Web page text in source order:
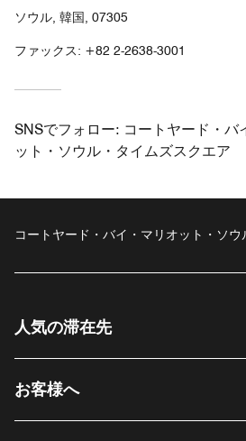
ソウル, 韓国, 07305
ファックス: +82 2-2638-3001
SNSでフォロー: コートヤード・バ
ット・ソウル・タイムズスクエア
コートヤード・バイ・マリオット・ソ
人気の滞在先
お客様へ